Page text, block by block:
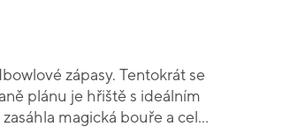
zápasy. Tentokrát se
plánu je hřiště s ideálním
magická bouře a celé